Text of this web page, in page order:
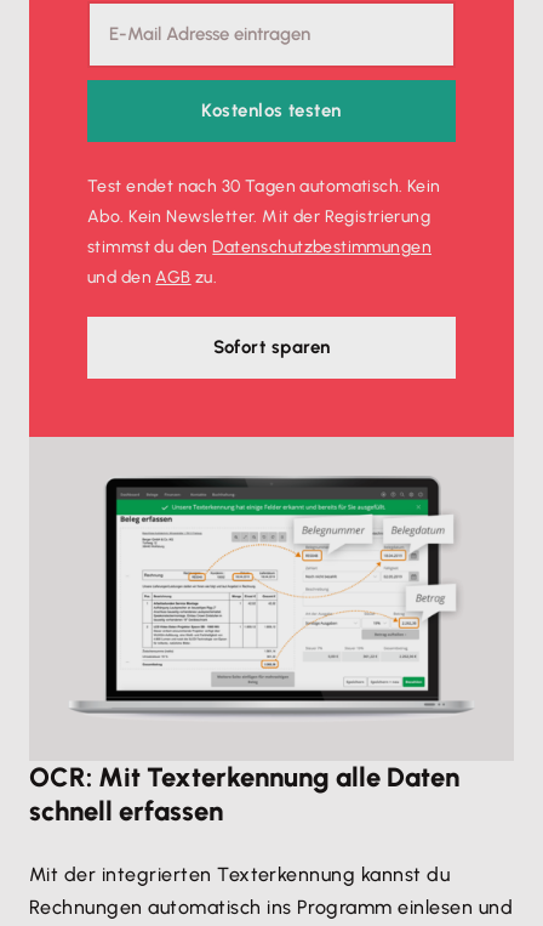
Beleg und Buchung werden automatisiert
verknüpft
Alle Buchungen übersichtlich in der Liste
abrufbar
Kostenlos testen
Test endet nach 30 Tagen automatisch. Kein
Abo. Kein Newsletter. Mit der Registrierung
stimmst du denDatenschutz­bestimmungen
und denAGB zu.
Sofort sparen
OCR: Mit Texterkennung alle Daten
schnell erfassen
Mit der integrierten Texterkennung kannst du
Rechnungen automatisch ins Programm einlesen und